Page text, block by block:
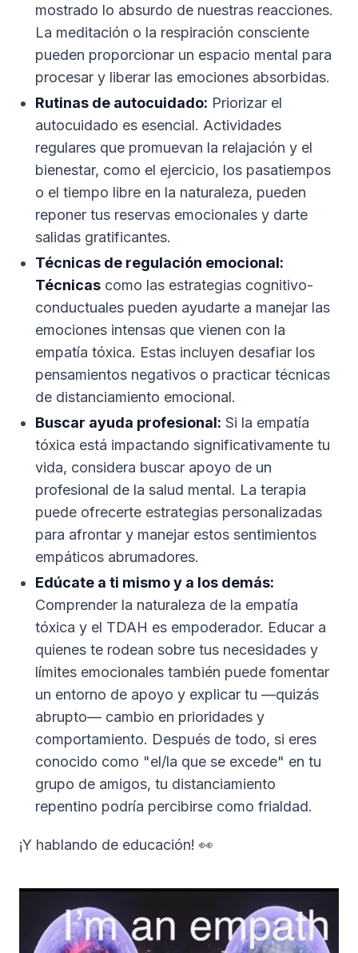
mostrado lo absurdo de nuestras reacciones.
La meditación o la respiración consciente
pueden proporcionar un espacio mental para
procesar y liberar las emociones absorbidas.
Rutinas de autocuidado: Priorizar el
autocuidado es esencial. Actividades
regulares que promuevan la relajación y el
bienestar, como el ejercicio, los pasatiempos
o el tiempo libre en la naturaleza, pueden
reponer tus reservas emocionales y darte
salidas gratificantes.
Técnicas de regulación emocional:
Técnicas como las estrategias cognitivo-
conductuales pueden ayudarte a manejar las
emociones intensas que vienen con la
empatía tóxica. Estas incluyen desafiar los
pensamientos negativos o practicar técnicas
de distanciamiento emocional.
Buscar ayuda profesional: Si la empatía
tóxica está impactando significativamente tu
vida, considera buscar apoyo de un
profesional de la salud mental. La terapia
puede ofrecerte estrategias personalizadas
para afrontar y manejar estos sentimientos
empáticos abrumadores.
Edúcate a ti mismo y a los demás:
Comprender la naturaleza de la empatía
tóxica y el TDAH es empoderador. Educar a
quienes te rodean sobre tus necesidades y
límites emocionales también puede fomentar
un entorno de apoyo y explicar tu —quizás
abrupto— cambio en prioridades y
comportamiento. Después de todo, si eres
conocido como "el/la que se excede" en tu
grupo de amigos, tu distanciamiento
repentino podría percibirse como frialdad.
¡Y hablando de educación! 👀